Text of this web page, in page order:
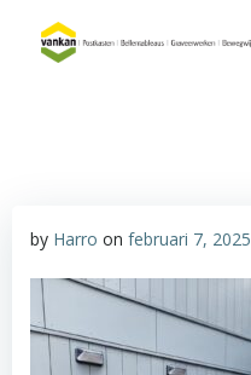
by Harro on februari 7, 2025